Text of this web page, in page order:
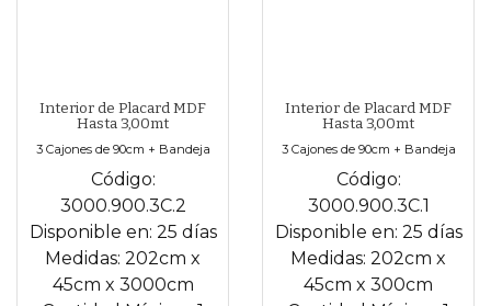
Interior de Placard MDF
Hasta 3,00mt
3 Cajones de 90cm + Bandeja
Código:
3000.900.3C.2
Disponible en: 25 días
Medidas: 202cm x
45cm x 3000cm
Interior de Placard MDF
Hasta 3,00mt
3 Cajones de 90cm + Bandeja
Código:
3000.900.3C.1
Disponible en: 25 días
Medidas: 202cm x
45cm x 300cm